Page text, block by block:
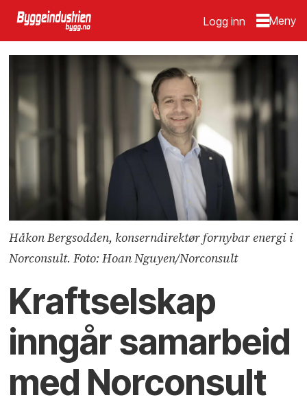
Logg inn
Håkon Bergsodden, konserndirektør fornybar energi i
Norconsult. Foto: Hoan Nguyen/Norconsult
Kraftselskap
inngår samarbeid
med Norconsult